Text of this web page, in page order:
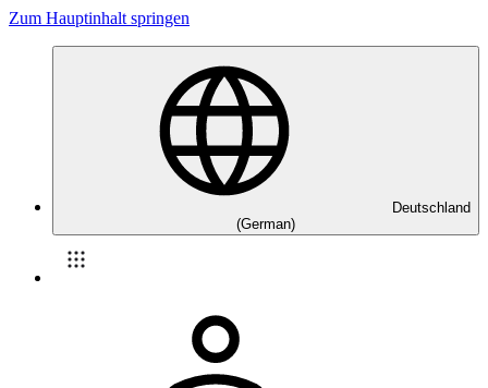
Zum Hauptinhalt springen
Deutschland
(German)